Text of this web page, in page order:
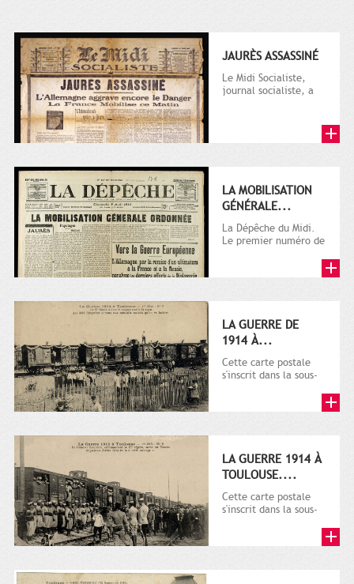
JAURÈS ASSASSINÉ
Le Midi Socialiste,
journal socialiste, a
LA MOBILISATION
GÉNÉRALE...
La Dépêche du Midi.
Le premier numéro de
octobre...
LA GUERRE DE
1914 À...
Cette carte postale
s'inscrit dans la sous-
plusieurs milliers de...
LA GUERRE 1914 À
TOULOUSE....
Cette carte postale
s'inscrit dans la sous-
plusieurs milliers de...